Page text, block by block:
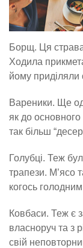
Борщ. Ця
Ходила
йому приділяли
Вареники. Ще
як до
так більш
Голубці. Теж
трапези. М’ясо
когось
Ковбаси. Теж є
власноруч та з
свій